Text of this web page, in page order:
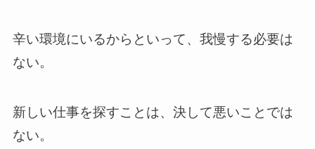
辛い環境にいるからといって、我慢する必要は
ない。
新しい仕事を探すことは、決して悪いことでは
ない。